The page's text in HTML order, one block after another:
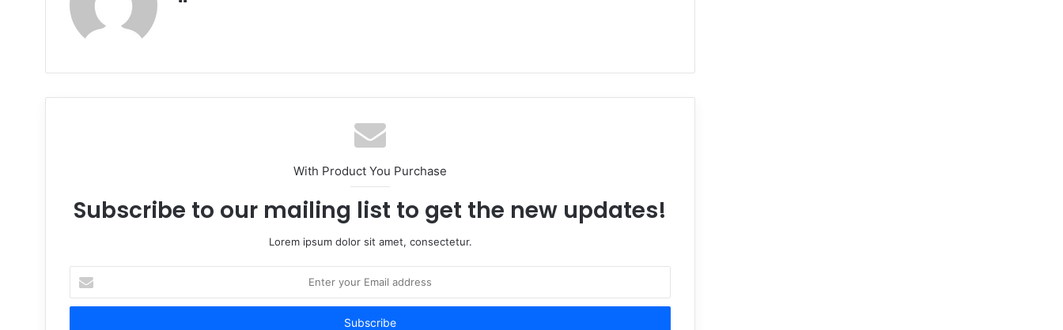
With Product You Purchase
Subscribe to our mailing list to get the new updates!
Lorem ipsum dolor sit amet, consectetur.
your
Email